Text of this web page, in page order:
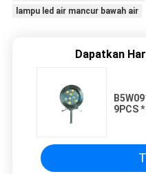
lampu led air mancur bawah air
Dapatkan
9PCS